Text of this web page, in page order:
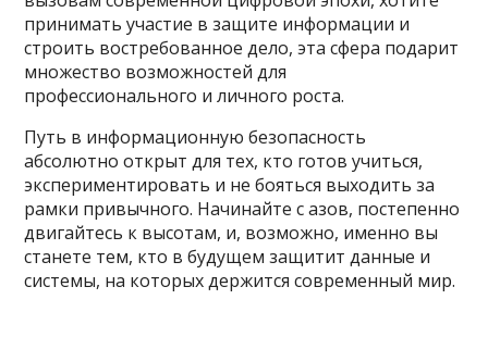
принимать участие в защите информации и
строить востребованное дело, эта сфера подарит
множество возможностей для
профессионального и личного роста.
Путь в информационную безопасность
абсолютно открыт для тех, кто готов учиться,
экспериментировать и не бояться выходить за
рамки привычного. Начинайте с азов, постепенно
двигайтесь к высотам, и, возможно, именно вы
станете тем, кто в будущем защитит данные и
системы, на которых держится современный мир.